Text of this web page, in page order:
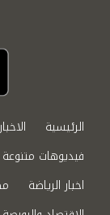
الرئيسية
فيديوهات متنوعة
اخبار الرياضة